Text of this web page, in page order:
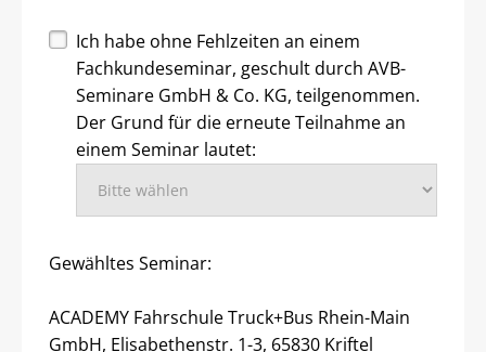
Ich habe ohne Fehlzeiten an einem
Fachkundeseminar, geschult durch AVB-
Seminare GmbH & Co. KG, teilgenommen.
Der Grund für die erneute Teilnahme an
einem Seminar lautet:
Gewähltes Seminar:
ACADEMY Fahrschule Truck+Bus Rhein-Main
GmbH, Elisabethenstr. 1-3, 65830 Kriftel